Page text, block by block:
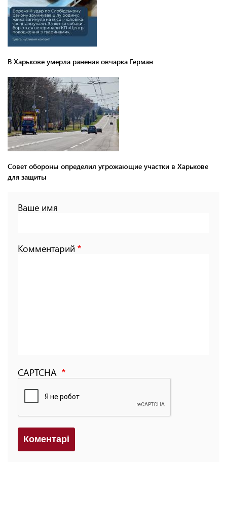
В Харькове умерла раненая овчарка Герман
Совет обороны определил угрожающие участки в Харькове
для защиты
Ваше имя
Комментарий
CAPTCHA
Коментарi